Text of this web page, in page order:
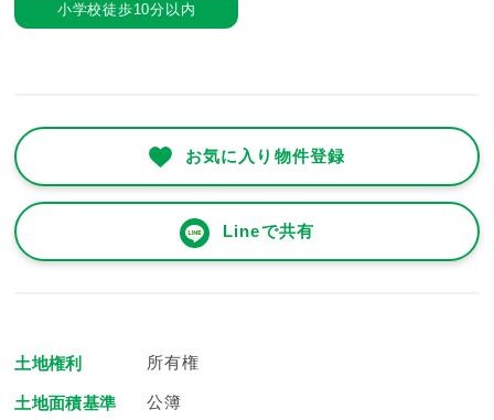
小学校徒歩10分以内
お気に入り物件登録
Lineで共有
土地権利 所有権
土地面積基準 公簿